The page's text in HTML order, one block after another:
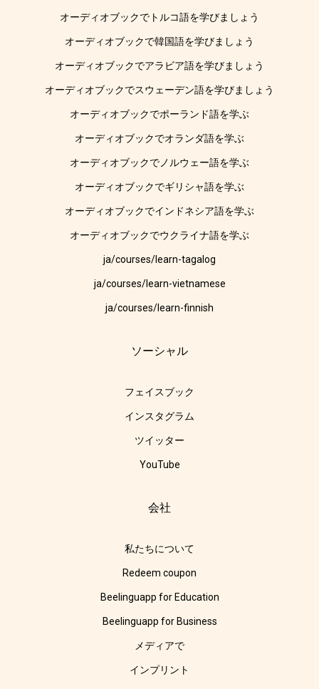
オーディオブックでトルコ語を学びましょう
オーディオブックで韓国語を学びましょう
オーディオブックでアラビア語を学びましょう
オーディオブックでスウェーデン語を学びましょう
オーディオブックでポーランド語を学ぶ
オーディオブックでオランダ語を学ぶ
オーディオブックでノルウェー語を学ぶ
オーディオブックでギリシャ語を学ぶ
オーディオブックでインドネシア語を学ぶ
オーディオブックでウクライナ語を学ぶ
ja/courses/learn-tagalog
ja/courses/learn-vietnamese
ja/courses/learn-finnish
ソーシャル
フェイスブック
インスタグラム
ツイッター
YouTube
会社
私たちについて
Redeem coupon
Beelinguapp for Education
Beelinguapp for Business
メディアで
インプリント